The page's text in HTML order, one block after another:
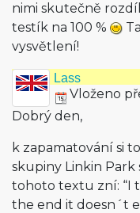
nimi skutečně
testík na 100 %
vysvětlení!
Lass
Vloženo
Dobrý den,
k zapamatování si
skupiny Linkin Park
tohoto textu zní: “I
the end it doesn´t